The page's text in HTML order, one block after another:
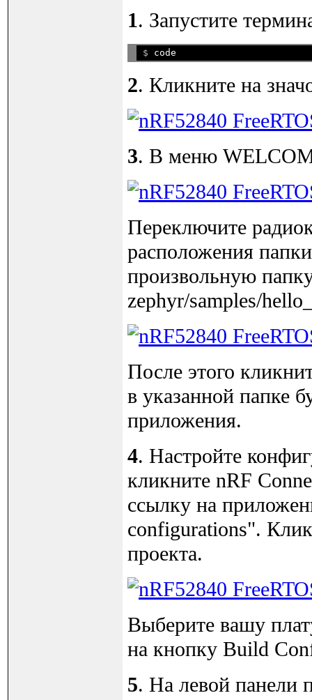
1. Запустите
$
2. Кликните на
3. В меню
Переключите
расположения
произвольную
zephyr/samples/
После этого
в указанной папке
приложения.
4. Настройте
кликните nRF
ссылку на
configurations".
проекта.
Выберите вашу
на кнопку Build
5. На левой панели